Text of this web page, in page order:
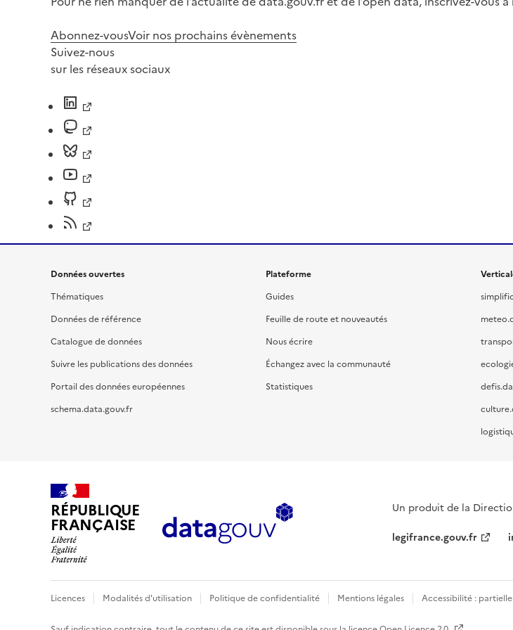
Abonnez-vousVoir nos prochains évènements
Suivez-nous
sur les réseaux sociaux
Données ouvertes
Thématiques
Données de référence
Catalogue de données
Suivre les publications des données
Portail des données européennes
schema.data.gouv.fr
Plateforme
Guides
Feuille de route et nouveautés
Nous écrire
Échangez avec la communauté
Statistiques
RÉPUBLIQUE
FRANÇAISE
Un produit de la
legifrance.gouv.fr
Licences Modalités d'utilisation Politique de confidentialité Mentions légales Accessibilité :